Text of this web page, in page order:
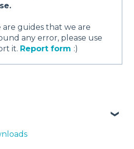
guides that we are
any error, please use
it. Report form :)